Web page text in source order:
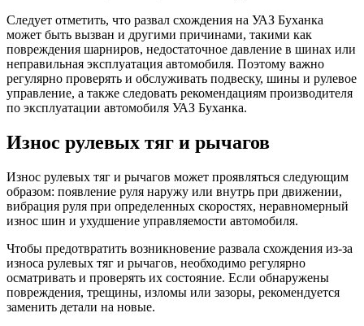
Следует отметить, что развал схождения на УАЗ Буханка
может быть вызван и другими причинами, такими как
повреждения шарниров, недостаточное давление в шинах или
неправильная эксплуатация автомобиля. Поэтому важно
регулярно проверять и обслуживать подвеску, шины и рулевое
управление, а также следовать рекомендациям производителя
по эксплуатации автомобиля УАЗ Буханка.
Износ рулевых тяг и рычагов
Износ рулевых тяг и рычагов может проявляться следующим
образом: появление руля наружу или внутрь при движении,
вибрация руля при определенных скоростях, неравномерный
износ шин и ухудшение управляемости автомобиля.
Чтобы предотвратить возникновение развала схождения из-за
износа рулевых тяг и рычагов, необходимо регулярно
осматривать и проверять их состояние. Если обнаружены
повреждения, трещины, изломы или зазоры, рекомендуется
заменить детали на новые.